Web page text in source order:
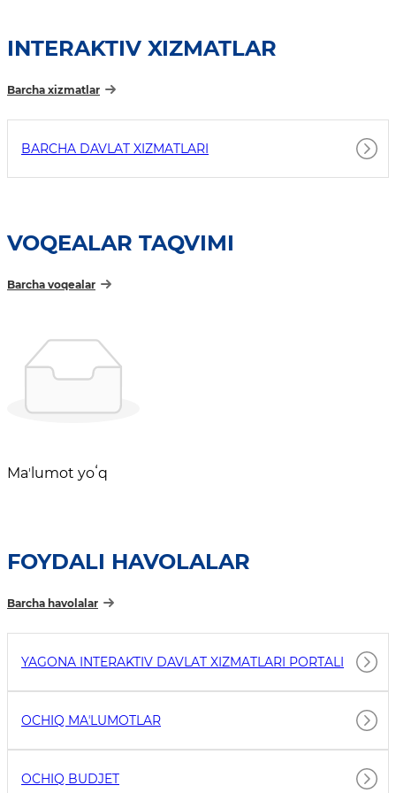
INTERAKTIV XIZMATLAR
Barcha xizmatlar
BARCHA DAVLAT XIZMATLARI
VOQEALAR TAQVIMI
Barcha voqealar
Maʼlumot yoʻq
FOYDALI HAVOLALAR
Barcha havolalar
YAGONA INTERAKTIV DAVLAT XIZMATLARI PORTALI
OCHIQ MAʼLUMOTLAR
OCHIQ BUDJET